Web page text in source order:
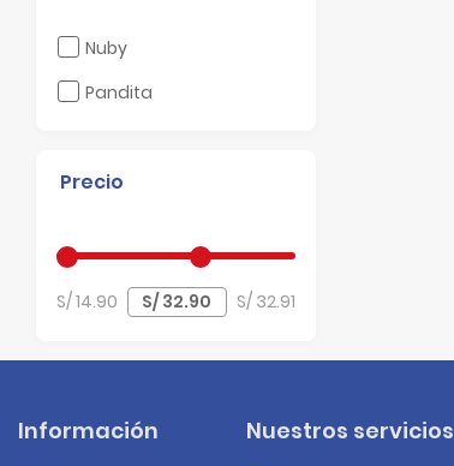
Nuby
Filtrar por Marcas: Nuby
Pandita
Filtrar por Marcas: Pandita
Precio
S/ 14.90 S/ 32.91
Información Nuestros servicios